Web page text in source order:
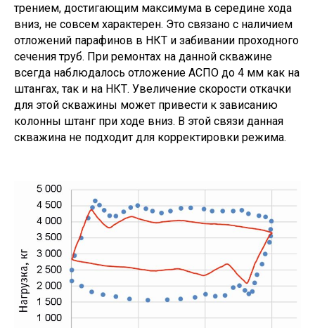
трением, достигающим максимума в середине хода
вниз, не совсем характерен. Это связано с наличием
отложений парафинов в НКТ и забивании проходного
сечения труб. При ремонтах на данной скважине
всегда наблюдалось отложение АСПО до 4 мм как на
штангах, так и на НКТ. Увеличение скорости откачки
для этой скважины может привести к зависанию
колонны штанг при ходе вниз. В этой связи данная
скважина не подходит для корректировки режима.